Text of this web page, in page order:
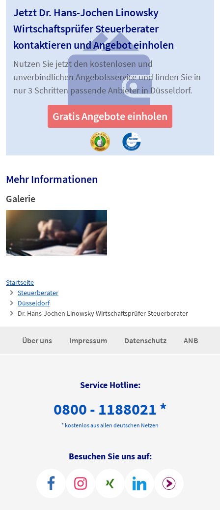
Startseite
Steuerberater
Düsseldorf
Dr. Hans-Jochen Linowsky Wirtschaftsprüfer Steuerberater
Jetzt Dr. Hans-Jochen Linowsky
Wirtschaftsprüfer Steuerberater
kontaktieren und Angebot einholen
Nutzen Sie jetzt den kostenlosen und
unverbindlichen Angebotsservice und finden Sie in
nur 3 Schritten passende Anbieter in Düsseldorf.
Gratis Angebote einholen
Mehr Informationen
Galerie
Über uns Impressum Datenschutz ANB
Service Hotline:
0800 - 1188021 *
* kostenlos aus allen deutschen Netzen
Besuchen Sie uns auf: